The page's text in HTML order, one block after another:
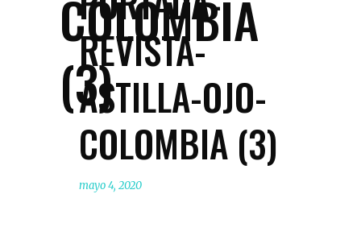
COLOMBIA
(3)
REVISTA-
ASTILLA-OJO-
COLOMBIA (3)
mayo 4, 2020